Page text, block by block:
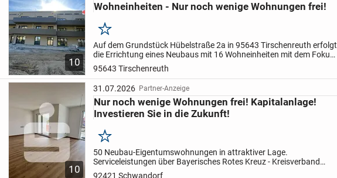
10
Wohneinheiten - Nur noch wenige Wohnungen frei!
Merken
Auf dem Grundstück Hübelstraße 2a in 95643 Tirschenreuth erfolgt
die Errichtung eines Neubaus mit 16 Wohneinheiten mit dem Fokus
einer hochwertigen, attraktiven, wohnwirtschaftlichen
Nutzung.Nicht...
95643 Tirschenreuth
10
31.07.2026 Partner-Anzeige
Nur noch wenige Wohnungen frei! Kapitalanlage!
Investieren Sie in die Zukunft!
Merken
50 Neubau-Eigentumswohnungen in attraktiver Lage.
Serviceleistungen über Bayerisches Rotes Kreuz - Kreisverband
Schwandorf
. Balkone oder Terrassen
92421 Schwandorf